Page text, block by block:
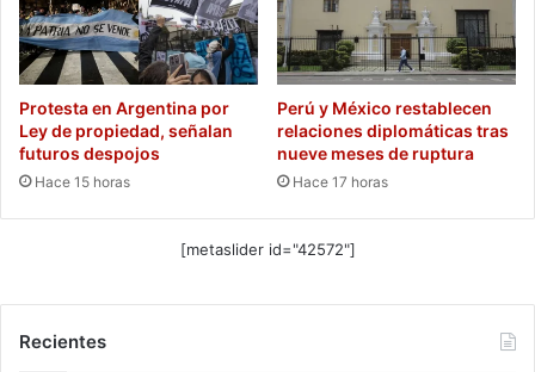
Protesta en Argentina por
Ley de propiedad, señalan
futuros despojos
Hace 15 horas
Perú y México restablecen
relaciones diplomáticas tras
nueve meses de ruptura
Hace 17 horas
[metaslider id="42572"]
Recientes